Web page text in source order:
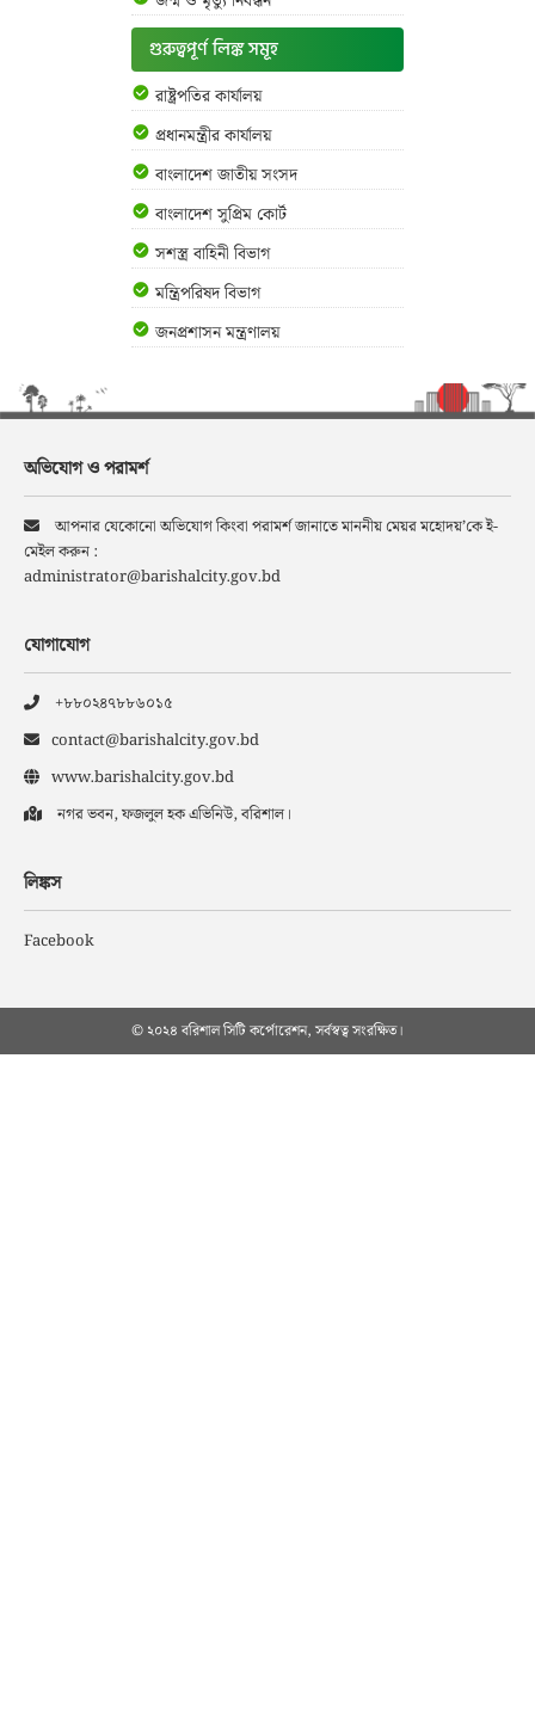
গুরুত্বপূর্ণ লিঙ্ক সমূহ
রাষ্ট্রপতির কার্যালয়
প্রধানমন্ত্রীর কার্যালয়
বাংলাদেশ জাতীয় সংসদ
বাংলাদেশ সুপ্রিম কোর্ট
সশস্ত্র বাহিনী বিভাগ
মন্ত্রিপরিষদ বিভাগ
জনপ্রশাসন মন্ত্রণালয়
অভিযোগ ও পরামর্শ
আপনার যেকোনো অভিযোগ কিংবা পরামর্শ জানাতে মাননীয় মেয়র মহোদয়’কে ই-
মেইল করুন :
administrator@barishalcity.gov.bd
যোগাযোগ
+৮৮০২৪৭৮৮৬০১৫
contact@barishalcity.gov.bd
www.barishalcity.gov.bd
নগর ভবন, ফজলুল হক এভিনিউ, বরিশাল।
লিঙ্কস
Facebook
© ২০২৪ বরিশাল সিটি কর্পোরেশন, সর্বস্বত্ব সংরক্ষিত।